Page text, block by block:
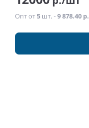
Опт от5 шт. -9 878.40 р.